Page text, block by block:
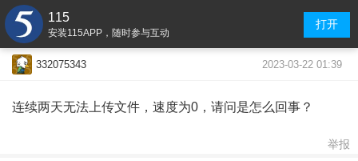
115
安装115APP，随时参与互动
打开
332075343 2023-03-22 01:39
连续两天无法上传文件，速度为0，请问是怎么回事？
举报